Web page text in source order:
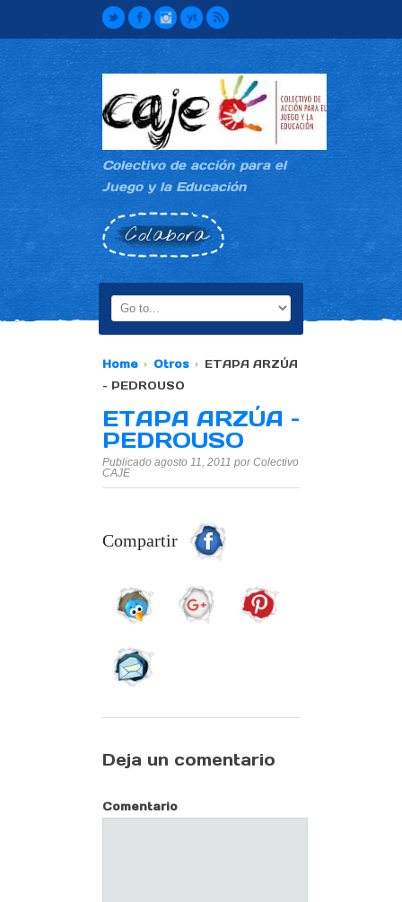
Colectivo de acción para el
Juego y la Educación
Colabora
Home Otros
ETAPA ARZÚA
– PEDROUSO
ETAPA ARZÚA –
PEDROUSO
Publicado agosto 11, 2011 por Colectivo
CAJE
Compartir
Deja un comentario
Comentario